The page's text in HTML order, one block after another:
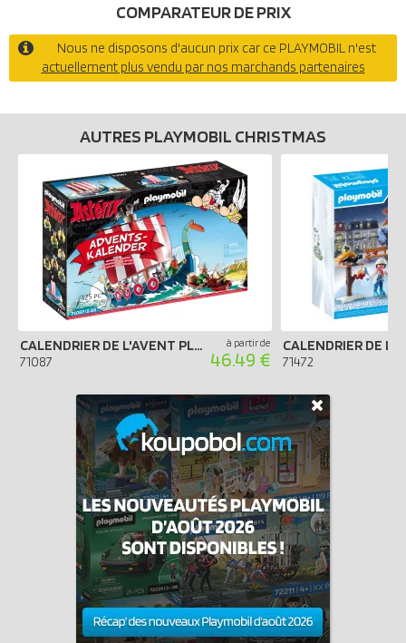
COMPARATEUR DE PRIX
Nous ne disposons d'aucun prix car ce PLAYMOBIL n'est
actuellement plus vendu par nos marchands partenaires
AUTRES PLAYMOBIL CHRISTMAS
CALENDRIER DE L'AVENT PLAYMOBIL 2022 - ASTÉRIX ET LES PIRATES
71087
à partir de
46.49 € 71472